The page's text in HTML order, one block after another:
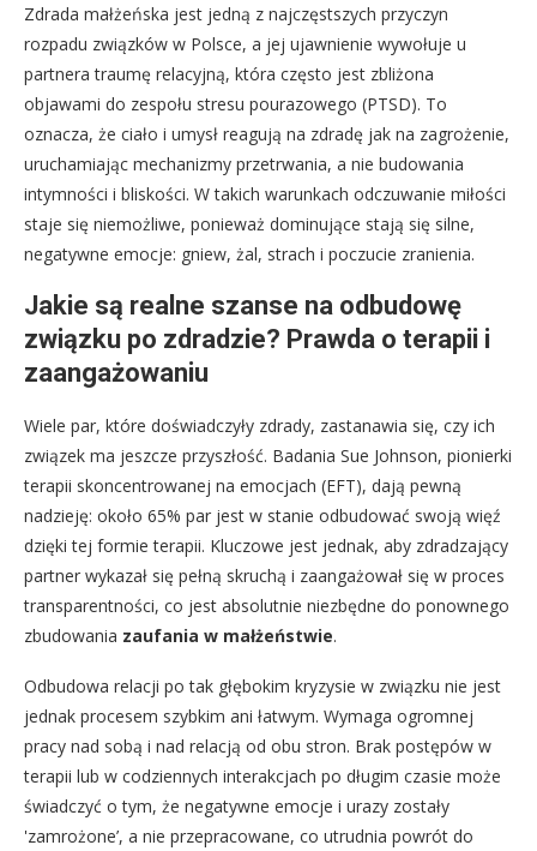
Zdrada małżeńska jest jedną z najczęstszych przyczyn
rozpadu związków w Polsce, a jej ujawnienie wywołuje u
partnera traumę relacyjną, która często jest zbliżona
objawami do zespołu stresu pourazowego (PTSD). To
oznacza, że ciało i umysł reagują na zdradę jak na zagrożenie,
uruchamiając mechanizmy przetrwania, a nie budowania
intymności i bliskości. W takich warunkach odczuwanie miłości
staje się niemożliwe, ponieważ dominujące stają się silne,
negatywne emocje: gniew, żal, strach i poczucie zranienia.
Jakie są realne szanse na odbudowę
związku po zdradzie? Prawda o terapii i
zaangażowaniu
Wiele par, które doświadczyły zdrady, zastanawia się, czy ich
związek ma jeszcze przyszłość. Badania Sue Johnson, pionierki
terapii skoncentrowanej na emocjach (EFT), dają pewną
nadzieję: około 65% par jest w stanie odbudować swoją więź
dzięki tej formie terapii. Kluczowe jest jednak, aby zdradzający
partner wykazał się pełną skruchą i zaangażował się w proces
transparentności, co jest absolutnie niezbędne do ponownego
zbudowania zaufania w małżeństwie.
Odbudowa relacji po tak głębokim kryzysie w związku nie jest
jednak procesem szybkim ani łatwym. Wymaga ogromnej
pracy nad sobą i nad relacją od obu stron. Brak postępów w
terapii lub w codziennych interakcjach po długim czasie może
świadczyć o tym, że negatywne emocje i urazy zostały
'zamrożone’, a nie przepracowane, co utrudnia powrót do